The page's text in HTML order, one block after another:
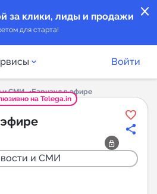
close
за клики, лиды и продажи
для старта!
Войти
и СМИ
Барнаул в эфире
на Telega.in
и СМИ